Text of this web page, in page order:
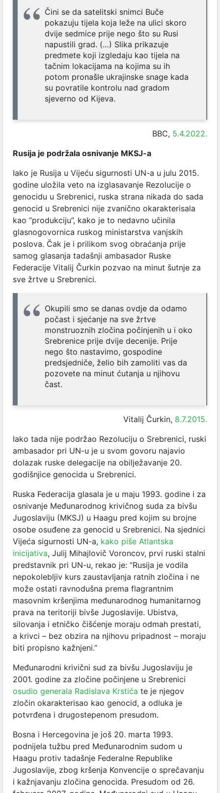
Čini se da satelitski snimci Buče
pokazuju tijela koja leže na ulici skoro
dvije sedmice prije nego što su Rusi
napustili grad. (…) Slika prikazuje
predmete koji izgledaju kao tijela na
tačnim lokacijama na kojima su ih
potom pronašle ukrajinske snage kada
su povratile kontrolu nad gradom
sjeverno od Kijeva.
BBC, 5.4.2022.
Rusija je podržala osnivanje MKSJ-a
Iako je Rusija u Vijeću sigurnosti UN-a u julu 2015.
godine uložila veto na izglasavanje Rezolucije o
genocidu u Srebrenici, ruska strana nikada do sada
genocid u Srebrenici nije zvanično okarakterisala
kao “produkciju”, kako je to nedavno učinila
glasnogovornica ruskog ministarstva vanjskih
poslova. Čak je i prilikom svog obraćanja prije
samog glasanja tadašnji ambasador Ruske
Federacije Vitalij Čurkin pozvao na minut šutnje za
sve žrtve u Srebrenici.
Okupili smo se danas ovdje da odamo
počast i sjećanje na sve žrtve
monstruoznih zločina počinjenih u i oko
Srebrenice prije dvije decenije. Prije
nego što nastavimo, gospodine
predsjedniče, želio bih zamoliti vas da
pozovete na minut ćutanja u njihovu
čast.
Vitalij Čurkin, 8.7.2015.
Iako tada nije podržao Rezoluciju o Srebrenici, ruski
ambasador pri UN-u je u svom govoru najavio
dolazak ruske delegacije na obilježavanje 20.
godišnjice genocida u Srebrenici.
Ruska Federacija glasala je u maju 1993. godine i za
osnivanje Međunarodnog krivičnog suda za bivšu
Jugoslaviju (MKSJ) u Haagu pred kojim su brojne
osobe osuđene za genocid u Srebrenici. Na sjednici
Vijeća sigurnosti UN-a, kako piše Atlantska
inicijativa, Julij Mihajlovič Voroncov, prvi ruski stalni
predstavnik pri UN-u, rekao je: “Rusija je vodila
nepokolebljiv kurs zaustavljanja ratnih zločina i ne
može ostati ravnodušna prema flagrantnim
masovnim kršenjima međunarodnog humanitarnog
prava na teritoriji bivše Jugoslavije. Ubistva,
silovanja i etničko čišćenje moraju odmah prestati,
a krivci – bez obzira na njihovu pripadnost – moraju
biti propisno kažnjeni.”
Međunarodni krivični sud za bivšu Jugoslaviju je
2001. godine za zločine počinjene u Srebrenici
osudio generala Radislava Krstića te je njegov
zločin okarakterisao kao genocid, a odluka je
potvrđena i drugostepenom presudom.
Bosna i Hercegovina je još 20. marta 1993.
podnijela tužbu pred Međunarodnim sudom u
Haagu protiv tadašnje Federalne Republike
Jugoslavije, zbog kršenja Konvencije o sprečavanju
i kažnjavanju zločina genocida. Presudom od 26.